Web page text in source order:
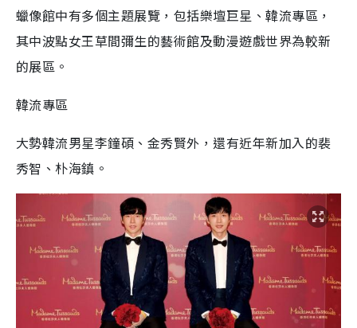
蠟像館中有多個主題展覽，包括樂壇巨星、韓流專區，
其中波點女王草間彌生的藝術館及動漫遊戲世界為較新
的展區。
韓流專區
大勢韓流男星李鐘碩、金秀賢外，還有近年新加入的裴
秀智、朴海鎮。